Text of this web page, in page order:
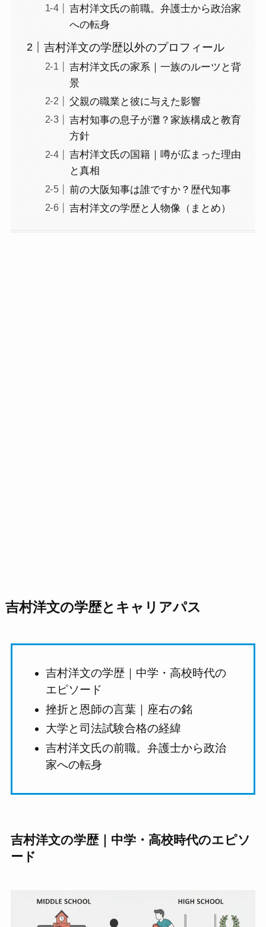
吉村洋文氏の前職。弁護士から政治家
への転身
吉村洋文の学歴以外のプロフィール
吉村洋文氏の家系｜一族のルーツと背
景
父親の職業と彼に与えた影響
吉村知事の息子が灘？家族構成と教育
方針
吉村洋文氏の国籍｜噂が広まった理由
と真相
前の大阪知事は誰ですか？歴代知事
吉村洋文の学歴と人物像（まとめ）
吉村洋文の学歴とキャリアパス
吉村洋文の学歴｜中学・高校時代の
エピソード
挫折と恩師の言葉｜座右の銘
大学と司法試験合格の経緯
吉村洋文氏の前職。弁護士から政治
家への転身
吉村洋文の学歴｜中学・高校時代のエピソ
ード